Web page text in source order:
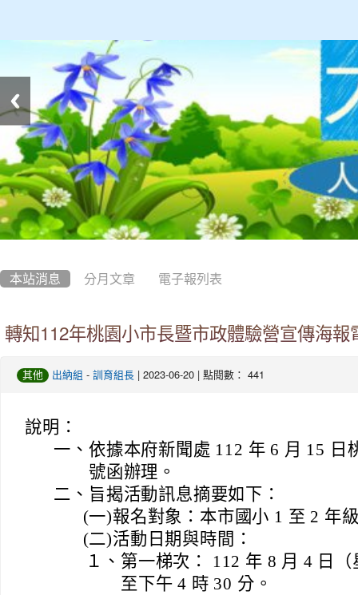
本站消息 分月文章 電子報列表
轉知112年桃園小市長暨市政體驗營宣傳海報
其他 出納組 - 訓育組長 | 2023-06-20 | 點閱數： 441
說明：
一、 依據本府新聞處 112 年 6 月 15 日
號函辦理。
二、 旨揭活動訊息摘要如下：
(一)報名對象：本市國小 1 至 2 年
(二)活動日期與時間：
１、 第一梯次： 112 年 8 月 4 日
至下午 4 時 30 分。